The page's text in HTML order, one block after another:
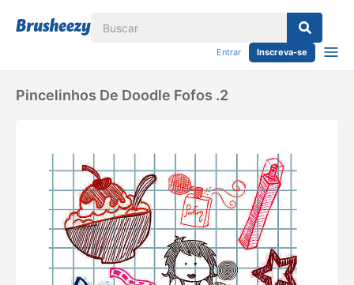
Entrar Inscreva-se
Pincelinhos De Doodle Fofos .2